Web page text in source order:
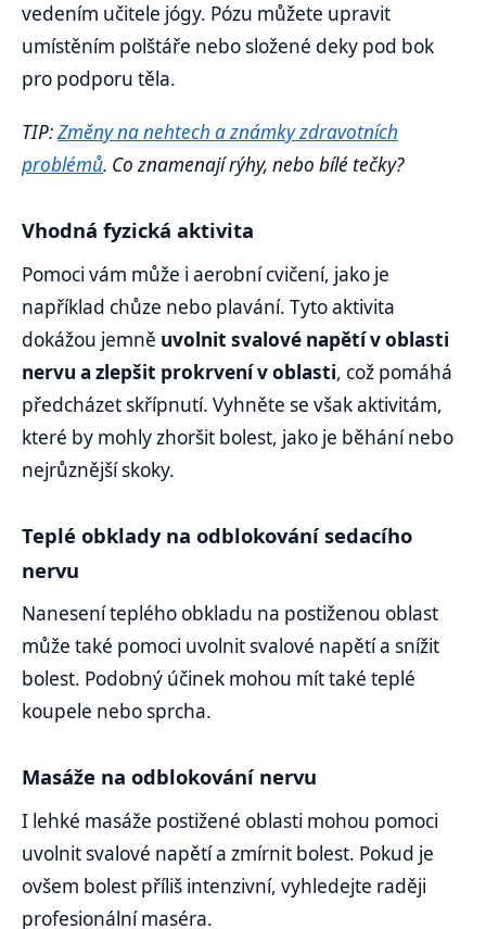
vedením učitele jógy. Pózu můžete upravit
umístěním polštáře nebo složené deky pod bok
pro podporu těla.
TIP:Změny na nehtech a známky zdravotních
problémů. Co znamenají rýhy, nebo bílé tečky?
Vhodná fyzická aktivita
Pomoci vám může i aerobní cvičení, jako je
například chůze nebo plavání. Tyto aktivita
dokážou jemně uvolnit svalové napětí v oblasti
nervu a zlepšit prokrvení v oblasti, což pomáhá
předcházet skřípnutí. Vyhněte se však aktivitám,
které by mohly zhoršit bolest, jako je běhání nebo
nejrůznější skoky.
Teplé obklady na odblokování sedacího
nervu
Nanesení teplého obkladu na postiženou oblast
může také pomoci uvolnit svalové napětí a snížit
bolest. Podobný účinek mohou mít také teplé
koupele nebo sprcha.
Masáže na odblokování nervu
I lehké masáže postižené oblasti mohou pomoci
uvolnit svalové napětí a zmírnit bolest. Pokud je
ovšem bolest příliš intenzivní, vyhledejte raději
profesionální maséra.